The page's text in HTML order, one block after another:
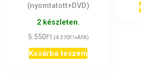
(nyomtatott+DVD)
2 készleten.
5.550Ft (4.370Ft+ÁFA)
Kosárba teszem